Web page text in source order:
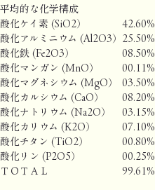
平均的な化学構成
酸化ケイ素 (SiO2）
42.60%
酸化アルミニウム (Al2O3） 25.50%
酸化鉄 (Fe2O3）
08.50%
酸化マンガン (MnO）
00.11%
酸化マグネシウム (MgO）
03.50%
酸化カルシウム (CaO）
08.20%
酸化ナトリウム (Na2O）
03.15%
酸化カリウム (K2O）
07.10%
酸化チタン (TiO2）
00.80%
酸化リン (P2O5）
00.25%
ＴＯＴＡＬ
99.61%